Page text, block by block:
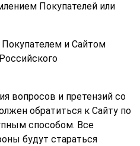
Покупателей или
и Сайтом
вопросов и претензий со
обратиться к Сайту по
способом. Все
будут стараться